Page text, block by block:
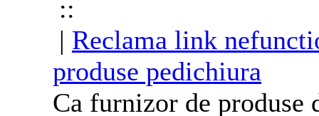
::
| Reclama link
produse pedichiura
Ca furnizor de